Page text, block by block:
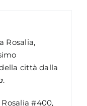
Rosalia,
città dalla
.
#400,